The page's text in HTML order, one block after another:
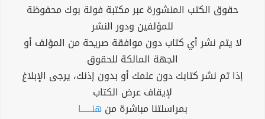
حقوق الكتب المنشورة عبر مكتبة فولة بوك محفوظة
للمؤلفين ودور النشر
لا يتم نشر أي كتاب دون موافقة صريحة من المؤلف أو
الجهة المالكة للحقوق
إذا تم نشر كتابك دون علمك أو بدون إذنك، يرجى الإبلاغ
لإيقاف عرض الكتاب
بمراسلتنا مباشرة من هنــــــا